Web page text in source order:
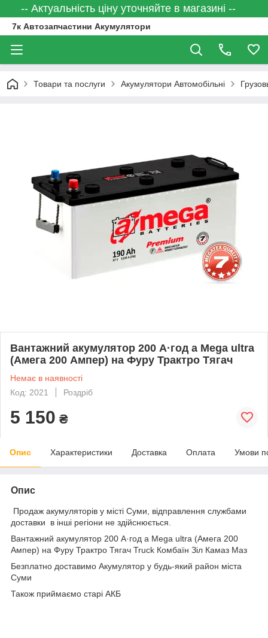
-- Актуальність ціну уточняйте в магазині --
7к Автозапчастини Акумулятори
Товари та послуги Акумулятори Автомобільні
Вантажний акумулятор 200 А·год a Mega ultra
(Амега 200 Ампер) на Фуру Трактро Тягач
Немає в наявності
Код: 2021
Роздріб
5 150 ₴
Опис Характеристики Доставка Оплата Умови
Опис
Продаж акумуляторів у місті Суми, відправлення службами
доставки в інші регіони не здійснюється.
Вантажний акумулятор 200 А·год a Mega ultra (Амега 200
Ампер) на Фуру Трактро Тягач Truck Комбаїн Зіл Камаз Маз
Безплатно доставимо Акумулятор у будь-який район міста
Суми
Також приймаємо старі АКБ